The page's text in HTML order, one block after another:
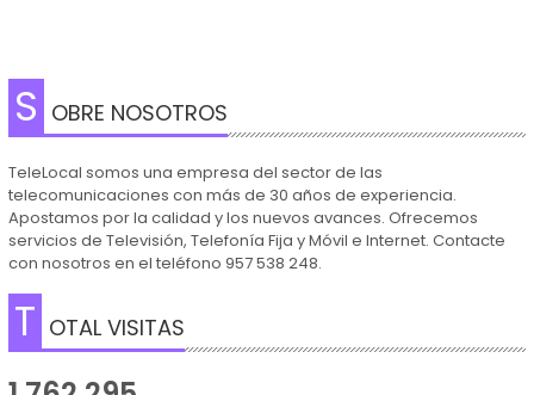
S OBRE NOSOTROS
TeleLocal somos una empresa del sector de las
telecomunicaciones con más de 30 años de experiencia.
Apostamos por la calidad y los nuevos avances. Ofrecemos
servicios de Televisión, Telefonía Fija y Móvil e Internet. Contacte
con nosotros en el teléfono 957 538 248.
T OTAL VISITAS